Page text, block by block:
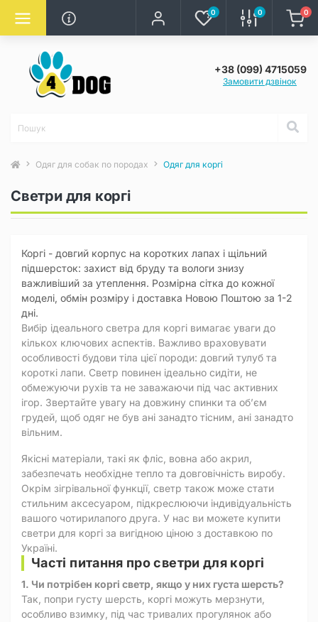
0 0 0
+38 (099) 4715059
Замовити дзвінок
Одяг для собак по породах Одяг для коргі
Светри для коргі
Коргі - довгий корпус на коротких лапах і щільний
підшерсток: захист від бруду та вологи знизу
важливіший за утеплення. Розмірна сітка до кожної
моделі, обмін розміру і доставка Новою Поштою за 1-2
дні.
Вибір ідеального светра для коргі вимагає уваги до
кількох ключових аспектів. Важливо враховувати
особливості будови тіла цієї породи: довгий тулуб та
короткі лапи. Светр повинен ідеально сидіти, не
обмежуючи рухів та не заважаючи під час активних
ігор. Звертайте увагу на довжину спинки та об’єм
грудей, щоб одяг не був ані занадто тісним, ані занадто
вільним.
Якісні матеріали, такі як фліс, вовна або акрил,
забезпечать необхідне тепло та довговічність виробу.
Окрім зігрівальної функції, светр також може стати
стильним аксесуаром, підкреслюючи індивідуальність
вашого чотирилапого друга. У нас ви можете купити
светри для коргі за вигідною ціною з доставкою по
Україні.
Часті питання про светри для коргі
1. Чи потрібен коргі светр, якщо у них густа шерсть?
Так, попри густу шерсть, коргі можуть мерзнути,
особливо взимку, під час тривалих прогулянок або